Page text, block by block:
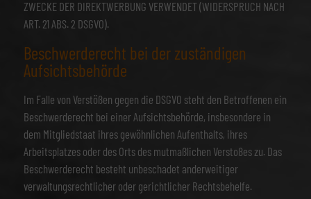
ZWECKE DER DIREKTWERBUNG VERWENDET (WIDERSPRUCH NACH
ART. 21 ABS. 2 DSGVO).
Beschwerde­recht bei der zuständigen
Aufsichts­behörde
Im Falle von Verstößen gegen die DSGVO steht den Betroffenen ein
Beschwerderecht bei einer Aufsichtsbehörde, insbesondere in
dem Mitgliedstaat ihres gewöhnlichen Aufenthalts, ihres
Arbeitsplatzes oder des Orts des mutmaßlichen Verstoßes zu. Das
Beschwerderecht besteht unbeschadet anderweitiger
verwaltungsrechtlicher oder gerichtlicher Rechtsbehelfe.